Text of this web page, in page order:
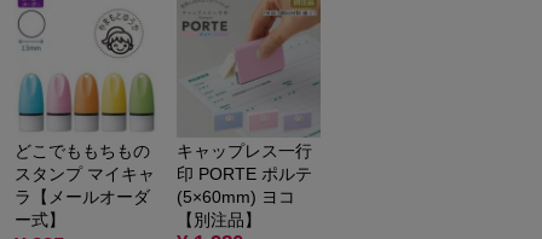
どこでももちもの
スタンプ マイキャ
ラ【メールオーダ
ー式】
キャップレス一行
印 PORTE ポルテ
(5×60mm) ヨコ
【別注品】